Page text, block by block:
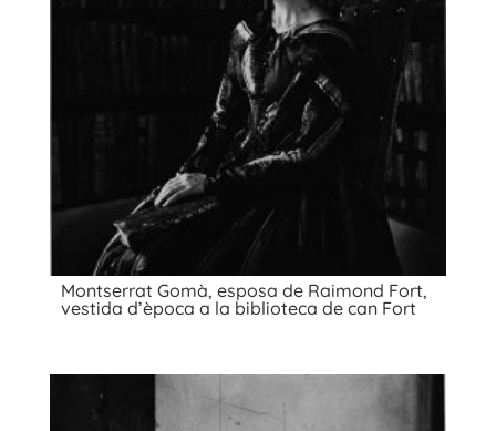
Montserrat Gomà, esposa de Raimond Fort,
vestida d’època a la biblioteca de can Fort